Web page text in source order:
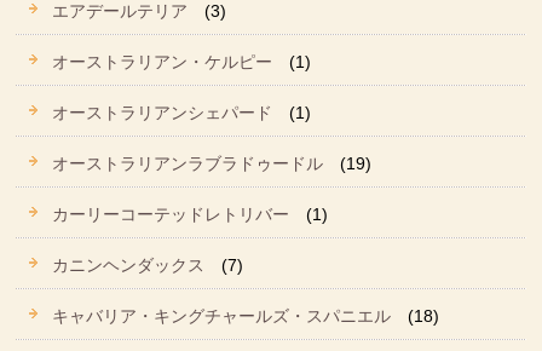
エアデールテリア (3)
オーストラリアン・ケルピー (1)
オーストラリアンシェパード (1)
オーストラリアンラブラドゥードル (19)
カーリーコーテッドレトリバー (1)
カニンヘンダックス (7)
キャバリア・キングチャールズ・スパニエル (18)